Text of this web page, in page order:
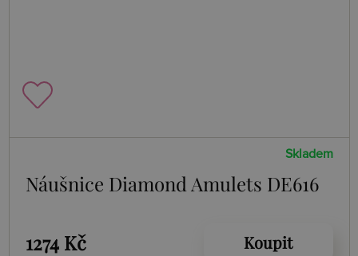
Skladem
Náušnice Diamond Amulets DE616
1274 Kč Koupit